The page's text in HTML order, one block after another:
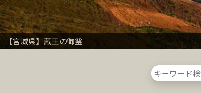
【宮城県】蔵王の御釜
【北海道】羅臼国後展望塔から
【長野県】白駒の池付近遊歩道
【長崎県】大バエ灯台と天の川
【山梨県】新倉山浅間公園
【東京都】タワーホール船堀から
【熊本県】草千里ケ浜
【北海道】白鳥大橋
【北海道】摩周湖
【北海道】青い池
【徳島県】鳴門の渦潮
【香川県】高松港
【静岡県】久能山東照宮
【秋田県・山形県】鳥海ブルーラインより
【北海道】小樽運河
【広島県】鞆の浦
【群馬県】白根山
【鹿児島県】佐多岬
【青森県】弘前さくらまつり
【長崎県】平戸島と平戸大橋
【岐阜県】白川郷
【福島県】吾妻スカイライン不動沢橋
【山梨県】パノラマ台から（富士山と山中湖）
【東京都】お台場フジテレビ展望台から
【群馬県】白根山